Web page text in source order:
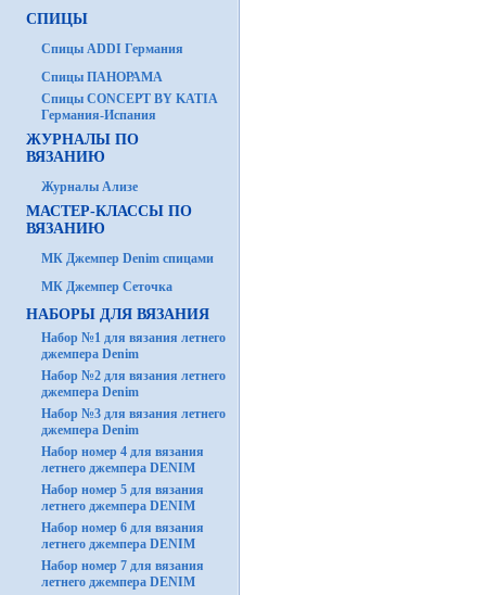
СПИЦЫ
Спицы ADDI Германия
Спицы ПАНОРАМА
Спицы CONCEPT BY KATIA
Германия-Испания
ЖУРНАЛЫ ПО
ВЯЗАНИЮ
Журналы Ализе
МАСТЕР-КЛАССЫ ПО
ВЯЗАНИЮ
МК Джемпер Denim спицами
МК Джемпер Сеточка
НАБОРЫ ДЛЯ ВЯЗАНИЯ
Набор №1 для вязания летнего
джемпера Denim
Набор №2 для вязания летнего
джемпера Denim
Набор №3 для вязания летнего
джемпера Denim
Набор номер 4 для вязания
летнего джемпера DENIM
Набор номер 5 для вязания
летнего джемпера DENIM
Набор номер 6 для вязания
летнего джемпера DENIM
Набор номер 7 для вязания
летнего джемпера DENIM